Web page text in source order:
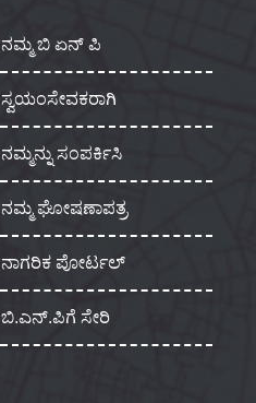
ನಮ್ಮ ಬಿ ಏನ್ ಪಿ
ಸ್ವಯಂಸೇವಕರಾಗಿ
ನಮ್ಮನ್ನು ಸಂಪರ್ಕಿಸಿ
ನಮ್ಮ ಘೋಷಣಾಪತ್ರ
ನಾಗರಿಕ ಪೋರ್ಟಲ್
ಬಿ.ಎನ್.ಪಿಗೆ ಸೇರಿ